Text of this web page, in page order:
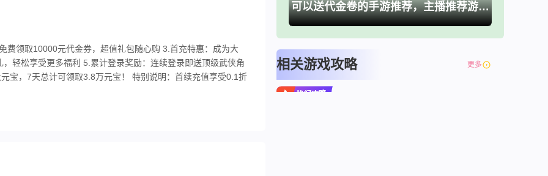
费领取10000元代金券，超值礼包随心购 3.首充特惠：成为大
轻松享受更多福利 5.累计登录奖励：连续登录即送顶级武侠角
宝，7天总计可领取3.8万元宝！ 特别说明：首续充值享受0.1折
可以送代金卷的手游推荐，主播推荐游戏大全
相关游戏攻略 更多